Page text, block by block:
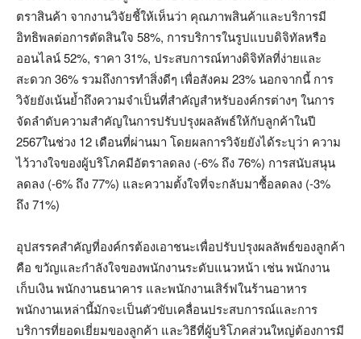
ตราสินค้า จากงานวิจัยชี้ให้เห็นว่า คุณภาพสินค้าและบริการมี
อิทธิพลต่อการตัดสินใจ 58%, การบริการในรูปแบบดิจิทัลหรือ
ออนไลน์ 52%, ราคา 31%, ประสบการณ์ทางดิจิทัลที่ง่ายและ
สะดวก 36% รวมถึงการทำสิ่งดีๆ เพื่อสังคม 23% นอกจากนี้ การ
วิจัยยังเน้นย้ำถึงความจำเป็นที่สำคัญสำหรับองค์กรต่างๆ ในการ
จัดลำดับความสำคัญในการปรับปรุงผลลัพธ์ให้กับลูกค้าในปี
2567ในช่วง 12 เดือนที่ผ่านมา โดยผลการวิจัยยังได้ระบุว่า ความ
ไว้วางใจของผู้บริโภคมีอัตราลดลง (-6% ถึง 76%) การสนับสนุน
ลดลง (-6% ถึง 77%) และความตั้งใจที่จะกลับมาซื้อลดลง (-3%
ถึง 71%)
อุปสรรคสำคัญที่องค์กรต้องเอาชนะเพื่อปรับปรุงผลลัพธ์ของลูกค้า
คือ ขวัญและกำลังใจของพนักงานระดับแนวหน้า เช่น พนักงาน
เก็บเงิน พนักงานธนาคาร และพนักงานเสิร์ฟในร้านอาหาร
พนักงานเหล่านี้มักจะเป็นตัวขับเคลื่อนประสบการณ์และการ
บริการที่ยอดเยี่ยมของลูกค้า และวิธีที่ผู้บริโภคส่วนใหญ่ต้องการมี